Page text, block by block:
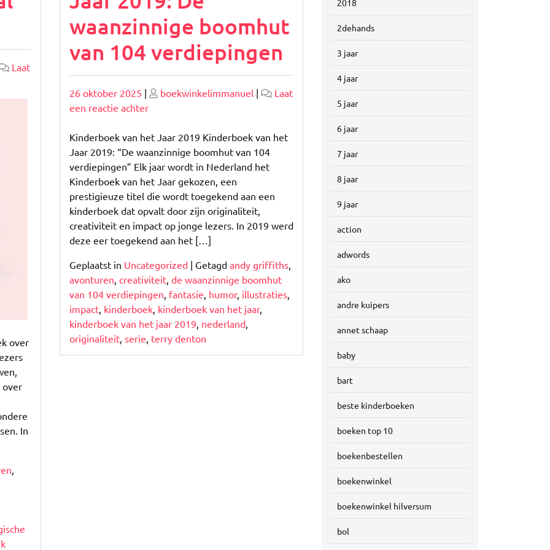
Laat
over
over
In
,
waanzinnige boomhut
van 104 verdiepingen
Geplaatst
op
26 oktober 2025 | Geplaatst
op
boekwinkelimmanuel|
Laat
een reactie achterop
winnaar
van
Kinderboek
van
het
Jaar
2019:
De
boomhut
van
104
verdiepingen
Kinderboek van het Jaar 2019 Kinderboek van het
Jaar 2019: “De waanzinnige boomhut van 104
verdiepingen” Elk jaar wordt in Nederland het
Kinderboek van het Jaar gekozen, een
prestigieuze titel die wordt toegekend aan een
kinderboek dat opvalt door zijn originaliteit,
creativiteit en impact op jonge lezers. In 2019 werd
deze eer toegekend aan het […]
Geplaatst in Uncategorized| Getagd andy griffiths,
avonturen, creativiteit, de waanzinnige boomhut
van 104 verdiepingen, fantasie, humor, illustraties,
impact, kinderboek, kinderboek van het jaar,
kinderboek van het jaar 2019, nederland,
originaliteit, serie, terry denton
2018
2dehands
3 jaar
4 jaar
5 jaar
6 jaar
7 jaar
8 jaar
9 jaar
action
adwords
ako
andre kuipers
annet schaap
baby
bart
beste kinderboeken
boeken top 10
boekenbestellen
boekenwinkel
boekenwinkel hilversum
bol